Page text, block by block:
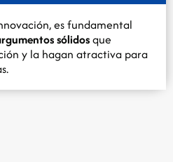
es fundamental
sólidosque
y la hagan atractiva para